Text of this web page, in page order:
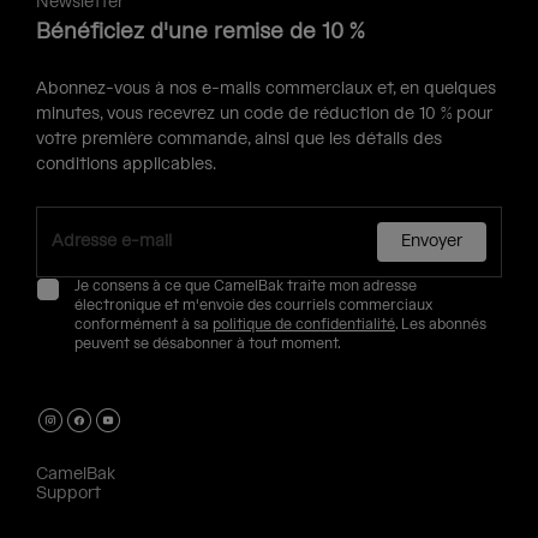
Bénéficiez d'une remise de 10 %
Abonnez-vous à nos e-mails commerciaux et, en quelques
minutes, vous recevrez un code de réduction de 10 % pour
votre première commande, ainsi que les détails des
conditions applicables.
Envoyer
Je consens à ce que CamelBak traite mon adresse
électronique et m'envoie des courriels commerciaux
conformément à sa politique de confidentialité. Les abonnés
peuvent se désabonner à tout moment.
CamelBak
Support